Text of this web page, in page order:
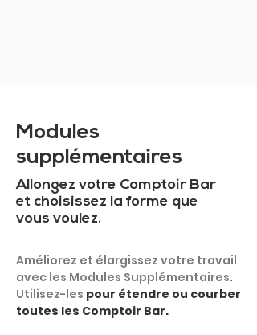
Modules
supplémentaires
Allongez votre Comptoir Bar
et choisissez la forme que
vous voulez.
Améliorez et élargissez votre travail
avec les Modules Supplémentaires.
Utilisez-les pour étendre ou courber
toutes les Comptoir Bar.